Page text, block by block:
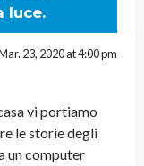
luce.
23, 2020 at 4:00 pm
vi portiamo
le storie degli
un computer